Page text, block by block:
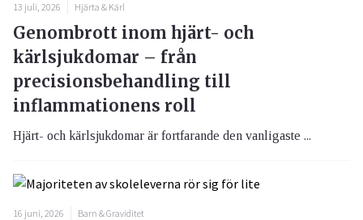
13 juli, 2026 Hjärta & Kärl
Genombrott inom hjärt- och
kärlsjukdomar – från
precisionsbehandling till
inflammationens roll
Hjärt- och kärlsjukdomar är fortfarande den vanligaste ...
16 juni, 2026 Barn & Graviditet